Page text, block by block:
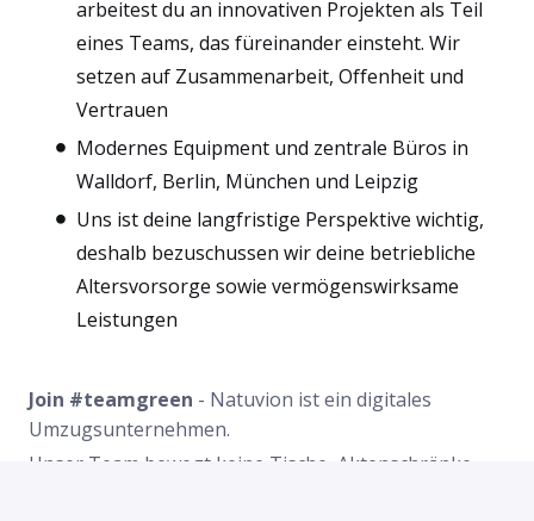
arbeitest du an innovativen Projekten als Teil
eines Teams, das füreinander einsteht. Wir
setzen auf Zusammenarbeit, Offenheit und
Vertrauen
Modernes Equipment und zentrale Büros in
Walldorf, Berlin, München und Leipzig
Uns ist deine langfristige Perspektive wichtig,
deshalb bezuschussen wir deine betriebliche
Altersvorsorge sowie vermögenswirksame
Leistungen
Join #teamgreen - Natuvion ist ein digitales
Umzugsunternehmen.
Unser Team bewegt keine Tische, Aktenschränke